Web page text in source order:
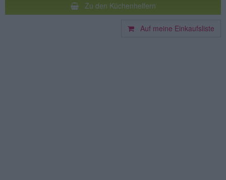
Zu den Küchenhelfern
Auf meine Einkaufsliste